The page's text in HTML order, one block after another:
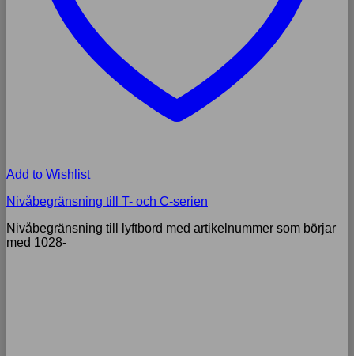
Add to Wishlist
Nivåbegränsning till T- och C-serien
Nivåbegränsning till lyftbord med artikelnummer som börjar
med 1028-